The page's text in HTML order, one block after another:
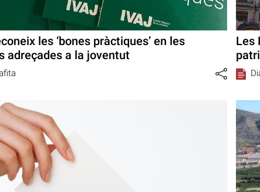
les ‘bones pràctiques’ en les
adreçades a la joventut
Les